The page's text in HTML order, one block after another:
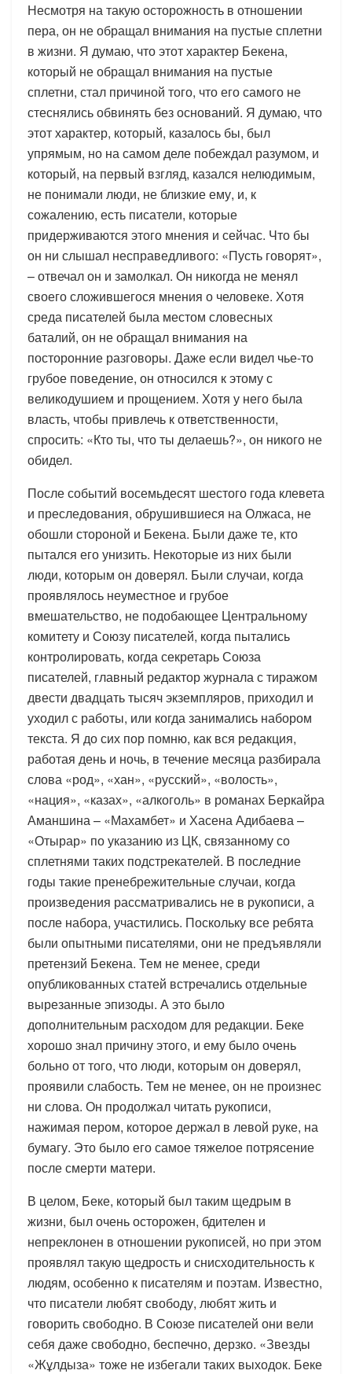
Несмотря на такую осторожность в отношении
пера, он не обращал внимания на пустые сплетни
в жизни. Я думаю, что этот характер Бекена,
который не обращал внимания на пустые
сплетни, стал причиной того, что его самого не
стеснялись обвинять без оснований. Я думаю, что
этот характер, который, казалось бы, был
упрямым, но на самом деле побеждал разумом, и
который, на первый взгляд, казался нелюдимым,
не понимали люди, не близкие ему, и, к
сожалению, есть писатели, которые
придерживаются этого мнения и сейчас. Что бы
он ни слышал несправедливого: «Пусть говорят»,
– отвечал он и замолкал. Он никогда не менял
своего сложившегося мнения о человеке. Хотя
среда писателей была местом словесных
баталий, он не обращал внимания на
посторонние разговоры. Даже если видел чье-то
грубое поведение, он относился к этому с
великодушием и прощением. Хотя у него была
власть, чтобы привлечь к ответственности,
спросить: «Кто ты, что ты делаешь?», он никого не
обидел.
После событий восемьдесят шестого года клевета
и преследования, обрушившиеся на Олжаса, не
обошли стороной и Бекена. Были даже те, кто
пытался его унизить. Некоторые из них были
люди, которым он доверял. Были случаи, когда
проявлялось неуместное и грубое
вмешательство, не подобающее Центральному
комитету и Союзу писателей, когда пытались
контролировать, когда секретарь Союза
писателей, главный редактор журнала с тиражом
двести двадцать тысяч экземпляров, приходил и
уходил с работы, или когда занимались набором
текста. Я до сих пор помню, как вся редакция,
работая день и ночь, в течение месяца разбирала
слова «род», «хан», «русский», «волость»,
«нация», «казах», «алкоголь» в романах Беркайра
Аманшина – «Махамбет» и Хасена Адибаева –
«Отырар» по указанию из ЦК, связанному со
сплетнями таких подстрекателей. В последние
годы такие пренебрежительные случаи, когда
произведения рассматривались не в рукописи, а
после набора, участились. Поскольку все ребята
были опытными писателями, они не предъявляли
претензий Бекена. Тем не менее, среди
опубликованных статей встречались отдельные
вырезанные эпизоды. А это было
дополнительным расходом для редакции. Беке
хорошо знал причину этого, и ему было очень
больно от того, что люди, которым он доверял,
проявили слабость. Тем не менее, он не произнес
ни слова. Он продолжал читать рукописи,
нажимая пером, которое держал в левой руке, на
бумагу. Это было его самое тяжелое потрясение
после смерти матери.
В целом, Беке, который был таким щедрым в
жизни, был очень осторожен, бдителен и
непреклонен в отношении рукописей, но при этом
проявлял такую щедрость и снисходительность к
людям, особенно к писателям и поэтам. Известно,
что писатели любят свободу, любят жить и
говорить свободно. В Союзе писателей они вели
себя даже свободно, беспечно, дерзко. «Звезды
«Жұлдыза» тоже не избегали таких выходок. Беке